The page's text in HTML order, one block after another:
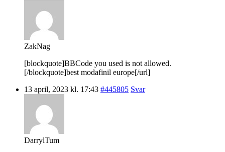
ZakNag
[blockquote]BBCode you used is not allowed.
[/blockquote]best modafinil europe[/url]
13 april, 2023 kl. 17:43 #445805 Svar
DarrylTum